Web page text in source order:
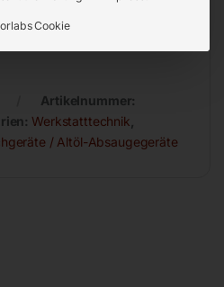
Artikelnummer:
Werkstatttechnik
/ Altöl-Absaugegeräte
Cookie